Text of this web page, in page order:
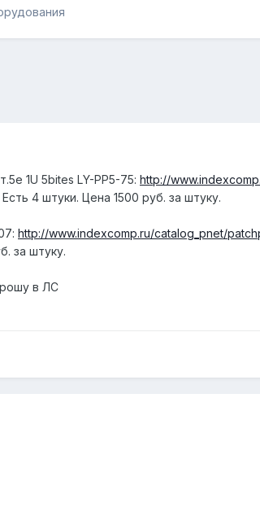
1U 5bites LY-PP5-75: http://
4 штуки. Цена 1500 руб. за штуку.
http://www.indexcomp.ru/catalog_pnet/
за штуку.
в ЛС